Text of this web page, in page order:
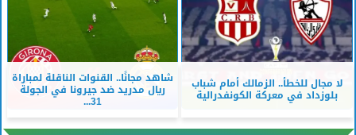
لا مجال للخطأ.. الزمالك أمام شباب
بلوزداد في معركة الكونفدرالية
شاهد مجانًا.. القنوات الناقلة لمباراة
ريال مدريد ضد جيرونا في الجولة
31...